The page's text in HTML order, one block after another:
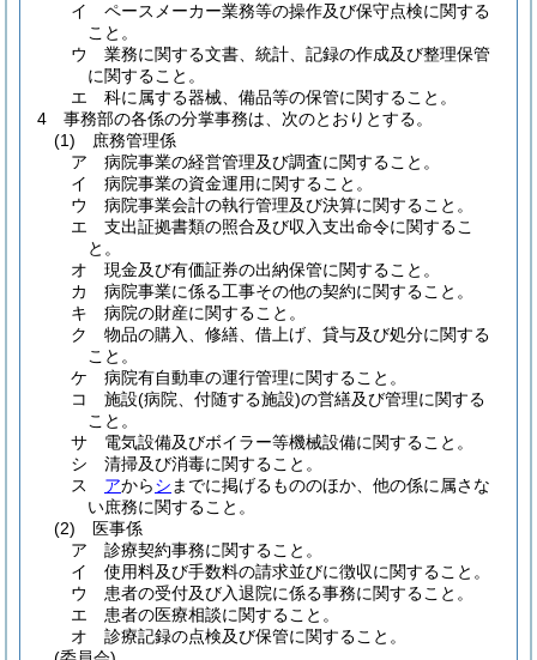
イ
ペースメーカー業務等の操作及び保守点検に関する
こと。
ウ
業務に関する文書、統計、記録の作成及び整理保管
に関すること。
エ
科に属する器械、備品等の保管に関すること。
4
事務部の各係の分掌事務は、次のとおりとする。
(1)
庶務管理係
ア
病院事業の経営管理及び調査に関すること。
イ
病院事業の資金運用に関すること。
ウ
病院事業会計の執行管理及び決算に関すること。
エ
支出証拠書類の照合及び収入支出命令に関するこ
と。
オ
現金及び有価証券の出納保管に関すること。
カ
病院事業に係る工事その他の契約に関すること。
キ
病院の財産に関すること。
ク
物品の購入、修繕、借上げ、貸与及び処分に関する
こと。
ケ
病院有自動車の運行管理に関すること。
コ
施設(病院、付随する施設)の営繕及び管理に関する
こと。
サ
電気設備及びボイラー等機械設備に関すること。
シ
清掃及び消毒に関すること。
ス
アからシ までに掲げるもののほか、他の係に属さな
い庶務に関すること。
(2)
医事係
ア
診療契約事務に関すること。
イ
使用料及び手数料の請求並びに徴収に関すること。
ウ
患者の受付及び入退院に係る事務に関すること。
エ
患者の医療相談に関すること。
オ
診療記録の点検及び保管に関すること。